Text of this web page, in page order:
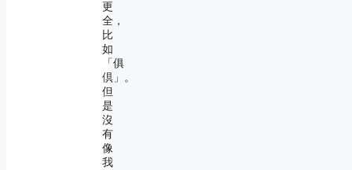
更
全，
比
如
「俱
倶」。
但
是
沒
有
像
我